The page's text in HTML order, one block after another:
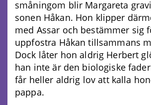
småningom blir Margareta
sonen Håkan. Hon klipper
med Assar och bestämmer sig
uppfostra Håkan tillsammans
Dock låter hon aldrig Herbert
han inte är den biologiske
får heller aldrig lov att kalla
pappa.